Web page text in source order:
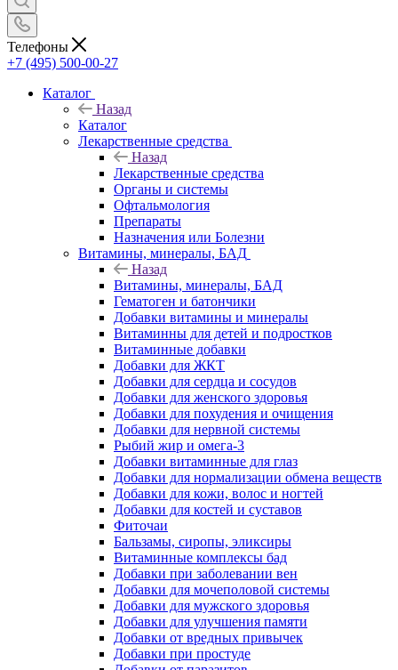
Телефоны
+7 (495) 500-00-27
Каталог
Назад
Каталог
Лекарственные средства
Назад
Лекарственные средства
Органы и системы
Офтальмология
Препараты
Назначения или Болезни
Витамины, минералы, БАД
Назад
Витамины, минералы, БАД
Гематоген и батончики
Добавки витамины и минералы
Витаминны для детей и подростков
Витаминные добавки
Добавки для ЖКТ
Добавки для сердца и сосудов
Добавки для женского здоровья
Добавки для похудения и очищения
Добавки для нервной системы
Рыбий жир и омега-3
Добавки витаминные для глаз
Добавки для нормализации обмена веществ
Добавки для кожи, волос и ногтей
Добавки для костей и суставов
Фиточаи
Бальзамы, сиропы, эликсиры
Витаминные комплексы бад
Добавки при заболевании вен
Добавки для мочеполовой системы
Добавки для мужского здоровья
Добавки для улучшения памяти
Добавки от вредных привычек
Добавки при простуде